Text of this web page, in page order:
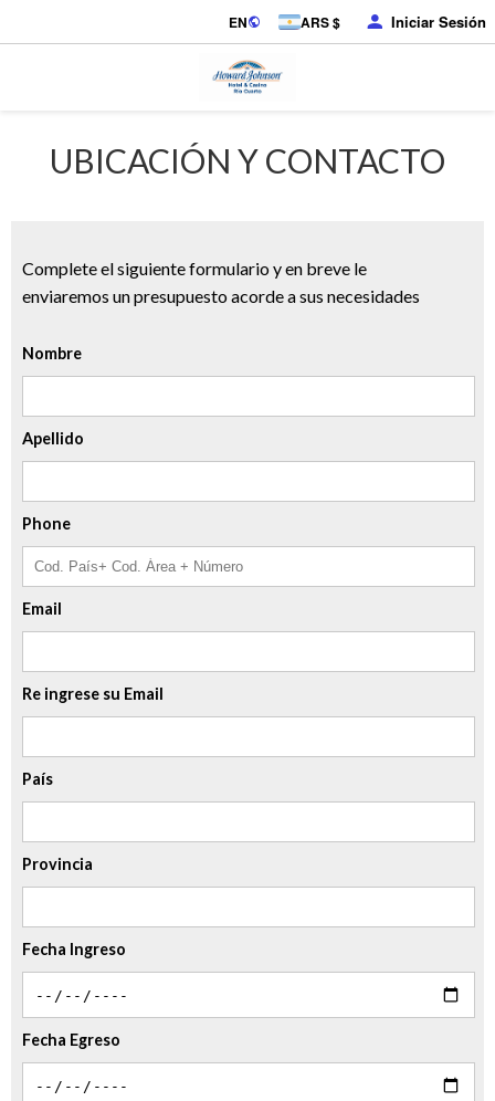
EN ARS $ Iniciar Sesión
UBICACIÓN Y CONTACTO
Complete el siguiente formulario y en breve le
enviaremos un presupuesto acorde a sus necesidades
Nombre
Apellido
Phone
Email
Re ingrese su Email
País
Provincia
Fecha Ingreso
Fecha Egreso